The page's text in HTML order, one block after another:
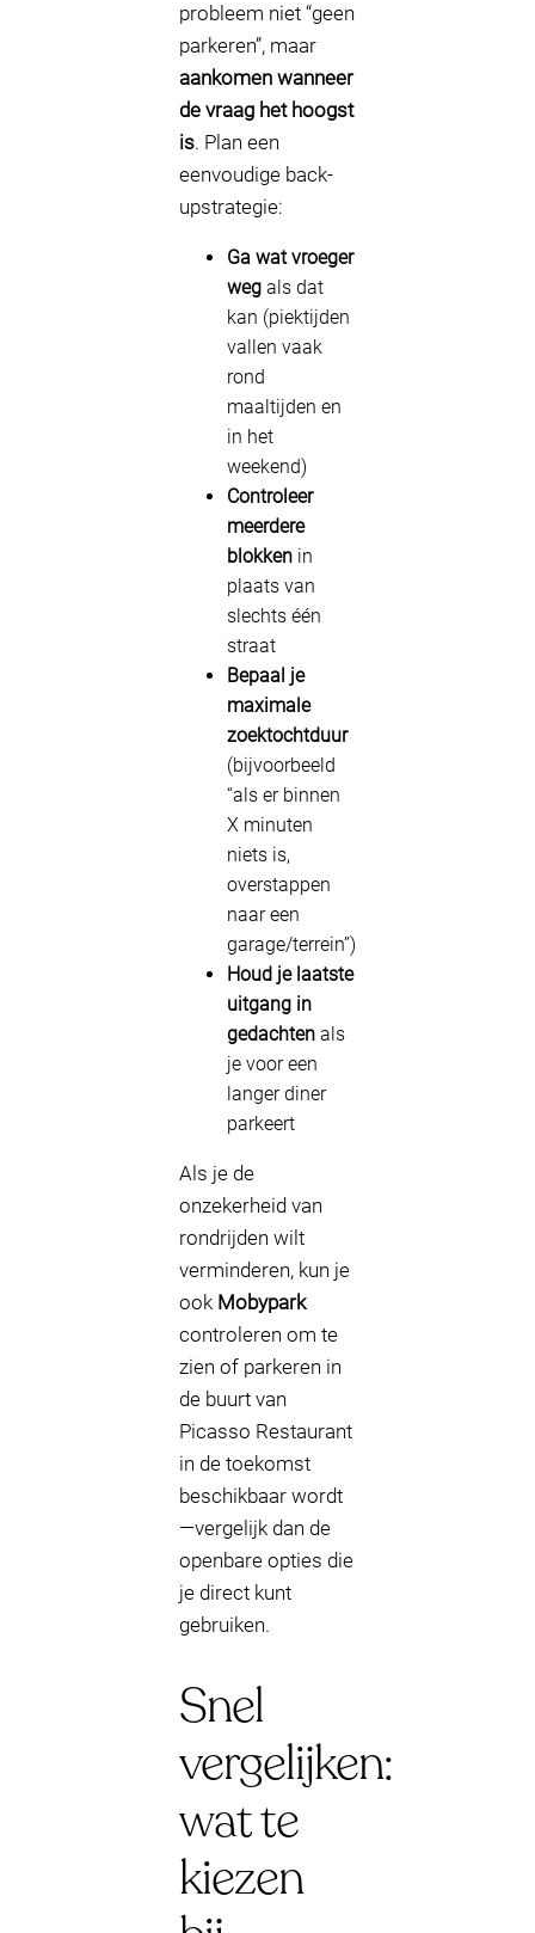
probleem niet “geen
parkeren”, maar
aankomen wanneer
de vraag het hoogst
is. Plan een
eenvoudige back-
upstrategie:
Ga wat vroeger
weg als dat
kan (piektijden
vallen vaak
rond
maaltijden en
in het
weekend)
Controleer
meerdere
blokken in
plaats van
slechts één
straat
Bepaal je
maximale
zoektochtduur
(bijvoorbeeld
“als er binnen
X minuten
niets is,
overstappen
naar een
garage/terrein”)
Houd je laatste
uitgang in
gedachten als
je voor een
langer diner
parkeert
Als je de
onzekerheid van
rondrijden wilt
verminderen, kun je
ook Mobypark
controleren om te
zien of parkeren in
de buurt van
Picasso Restaurant
in de toekomst
beschikbaar wordt
—vergelijk dan de
openbare opties die
je direct kunt
gebruiken.
Snel
vergelijken:
wat te
kiezen